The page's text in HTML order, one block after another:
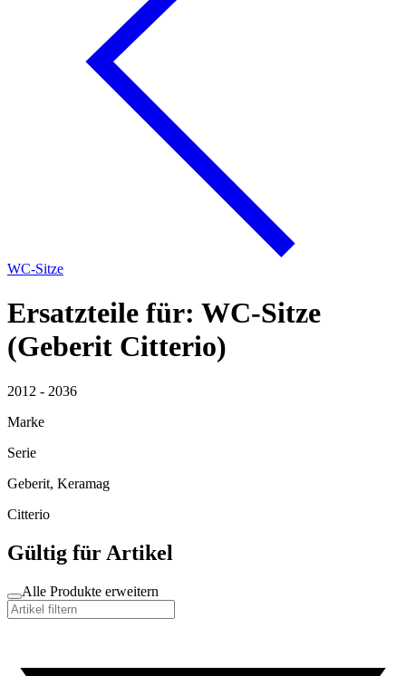
WC-Sitze
Ersatzteile für: WC-Sitze
(Geberit Citterio)
2012 - 2036
Marke
Serie
Geberit, Keramag
Citterio
Gültig für Artikel
Alle Produkte erweitern